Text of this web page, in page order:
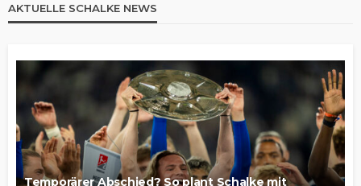
AKTUELLE SCHALKE NEWS
Temporärer Abschied? So plant Schalke mit